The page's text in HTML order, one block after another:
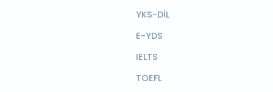
YKS-DİL
E-YDS
IELTS
TOEFL